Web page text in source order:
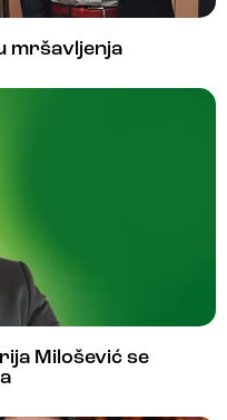
mršavljenja
Milošević se